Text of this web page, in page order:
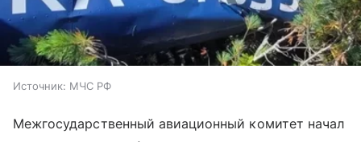
Источник: МЧС РФ
Межгосударственный авиационный комитет начал